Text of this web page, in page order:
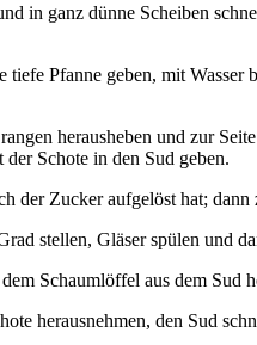
in ganz dünne Scheiben
tiefe Pfanne geben, mit Wasser
herausheben und zur
Schote in den Sud geben.
der Zucker aufgelöst hat;
stellen, Gläser spülen und
Schaumlöffel aus dem Sud
herausnehmen, den Sud